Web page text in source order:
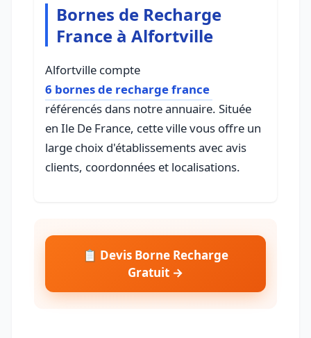
Bornes de Recharge
France à Alfortville
Alfortville compte
6 bornes de recharge france
référencés dans notre annuaire. Située
en Ile De France, cette ville vous offre un
large choix d'établissements avec avis
clients, coordonnées et localisations.
📋 Devis Borne Recharge
Gratuit →